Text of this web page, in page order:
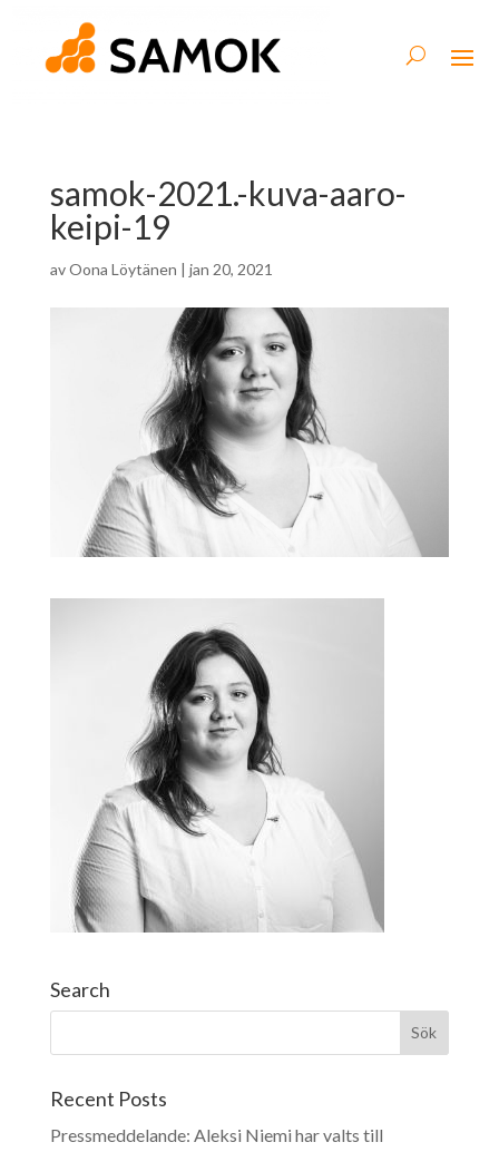
samok-2021.-kuva-aaro-
keipi-19
avOona Löytänen | jan 20, 2021
Search
Recent Posts
Pressmeddelande: Aleksi Niemi har valts till